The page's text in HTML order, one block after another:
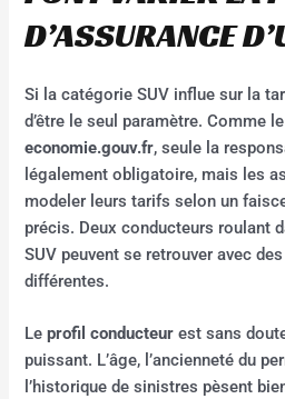
D’ASSURANCE
Si la catégorie SUV influe sur la
d’être le seul paramètre. Comme
economie.gouv.fr, seule la
légalement obligatoire, mais les
modeler leurs tarifs selon un
précis. Deux conducteurs roulant
SUV peuvent se retrouver avec
différentes.
Leprofil conducteur est sans
puissant. L’âge, l’ancienneté du
l’historique de sinistres pèsent